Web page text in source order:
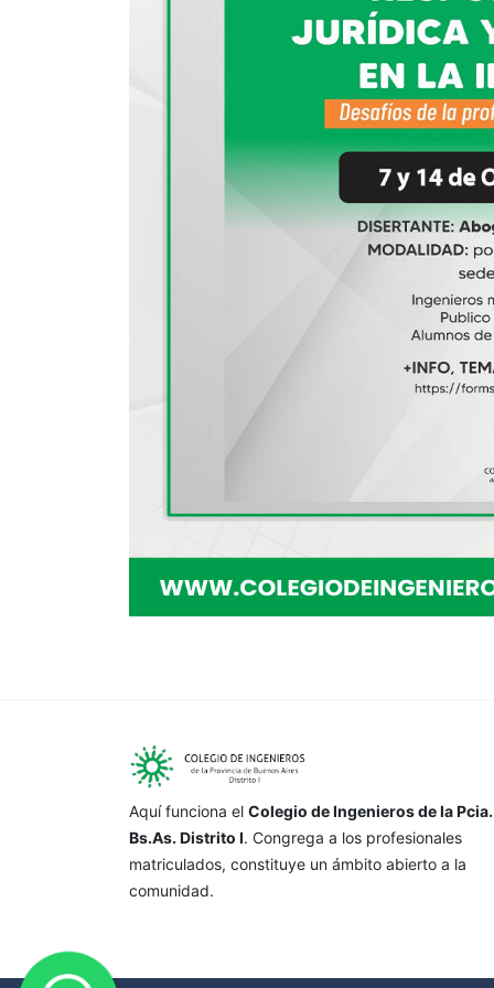
Aquí funciona el Colegio de Ingenieros de la
Bs.As. Distrito I. Congrega a los profesionales
matriculados, constituye un ámbito abierto a la
comunidad.